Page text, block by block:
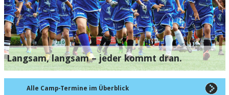
Langsam, langsam – jeder kommt dran.
Alle Camp-Termine im Überblick